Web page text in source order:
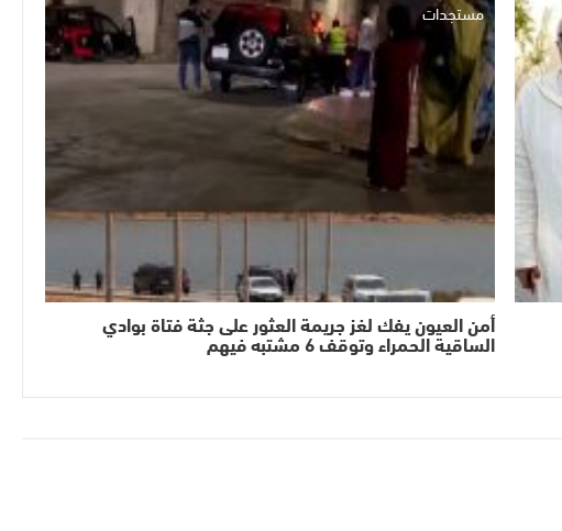
مستجدات
أمن العيون يفك لغز جريمة العثور على جثة فتاة بوادي
الساقية الحمراء وتوقف 6 مشتبه فيهم